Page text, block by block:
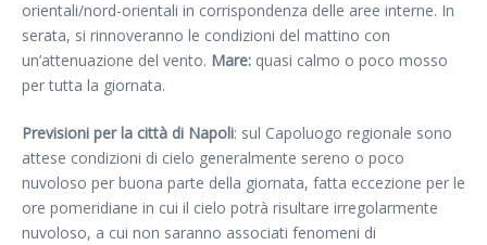
orientali/nord-orientali in corrispondenza delle aree interne. In
serata, si rinnoveranno le condizioni del mattino con
un’attenuazione del vento. Mare: quasi calmo o poco mosso
per tutta la giornata.
Previsioni per la città di Napoli: sul Capoluogo regionale sono
attese condizioni di cielo generalmente sereno o poco
nuvoloso per buona parte della giornata, fatta eccezione per le
ore pomeridiane in cui il cielo potrà risultare irregolarmente
nuvoloso, a cui non saranno associati fenomeni di